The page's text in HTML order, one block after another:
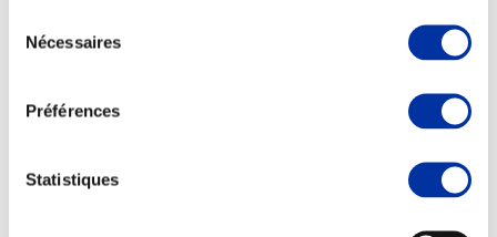
Nécessaires
Préférences
StatistiquesPartenaire Climat